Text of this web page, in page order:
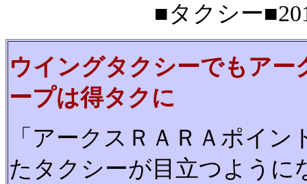
■タクシー
ウイングタクシーでもアー
ープは得タクに
「アークスＲＡＲＡポイ
たタクシーが目立つように